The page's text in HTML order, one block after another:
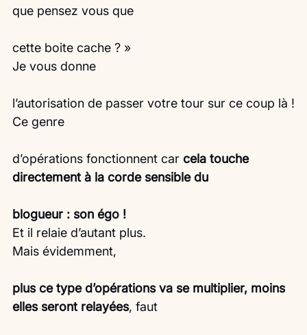
que pensez vous que
cette boite cache ? »
Je vous donne
l’autorisation de passer votre tour sur ce coup là !
Ce genre
d’opérations fonctionnent car cela touche
directement à la corde sensible du
blogueur : son égo !
Et il relaie d’autant plus.
Mais évidemment,
plus ce type d’opérations va se multiplier, moins
elles seront relayées, faut